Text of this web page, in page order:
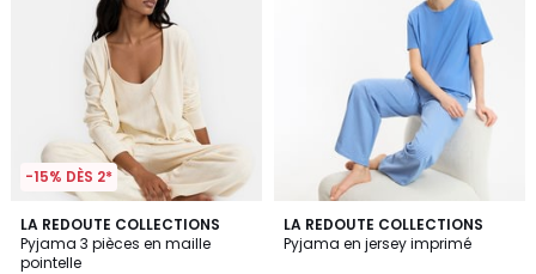
-15% DÈS 2*
LA REDOUTE COLLECTIONS
Pyjama 3 pièces en maille
pointelle
4,7
/ 5
2
Couleurs
LA REDOUTE COLLECTIONS
Pyjama en jersey imprimé
5
/
2
Couleurs